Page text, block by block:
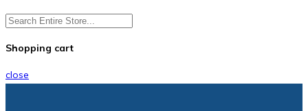
Shopping cart
close